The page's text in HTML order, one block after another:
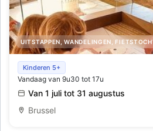
UITSTAPPEN, WANDELINGEN,
Ondergrondse speurtocht
Kinderen 5+
Vandaag van 9u30 tot 17u
Van 1 juli tot 31 augustus
Brussel